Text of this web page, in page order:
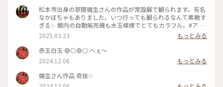
松本市出身の草間彌生さんの作品が常設展で観られます。有名
なかぼちゃもありました。いつ行っても観られるなんて素敵す
ぎる✨ 館内の自動販売機も水玉模様でとてもカラフル。#アー
トな景色#美術館
2025.03.23
もっとみる
赤玉白玉 🔴⚪🔴⚪ へぇ～
2024.12.06
もっとみる
彌生さん作品 奇抜✨